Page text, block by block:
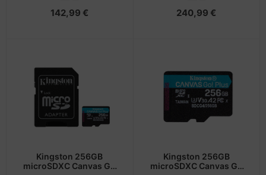
142,99 € 240,99 €
Kingston 256GB
microSDXC Canvas Go
Kingston 256GB
microSDXC Canvas Go